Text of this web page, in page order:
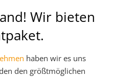
Wir bieten
haben wir es uns
den größtmöglichen